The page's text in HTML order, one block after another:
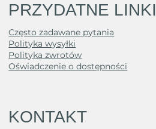
PRZYDATNE LINKI
Często zadawane pytania
Polityka wysyłki
Polityka zwrotów
Oświadczenie o dostępności
KONTAKT